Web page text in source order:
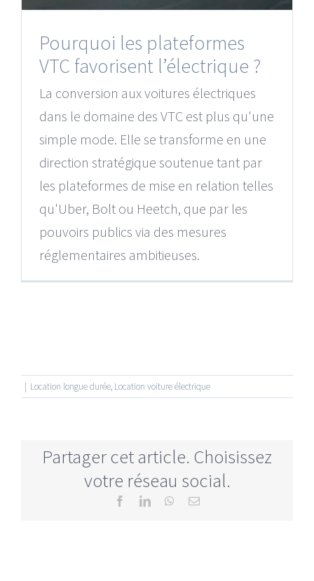
Pourquoi les plateformes
VTC favorisent l’électrique ?
La conversion aux voitures électriques
dans le domaine des VTC est plus qu'une
simple mode. Elle se transforme en une
direction stratégique soutenue tant par
les plateformes de mise en relation telles
qu'Uber, Bolt ou Heetch, que par les
pouvoirs publics via des mesures
réglementaires ambitieuses.
| Location longue durée, Location voiture électrique
Partager cet article. Choisissez
votre réseau social.
FacebookLinkedInWhatsApp
Email